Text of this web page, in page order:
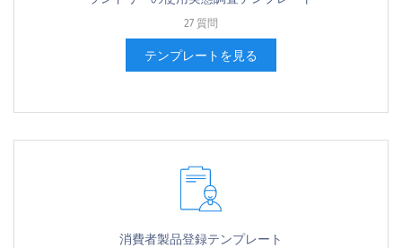
27 質問
テンプレートを見る
消費者製品登録テンプレート